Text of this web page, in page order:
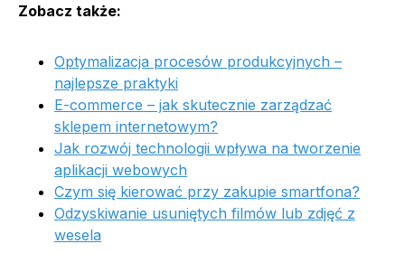
Zobacz także:
Optymalizacja procesów produkcyjnych –
najlepsze praktyki
E-commerce – jak skutecznie zarządzać
sklepem internetowym?
Jak rozwój technologii wpływa na tworzenie
aplikacji webowych
Czym się kierować przy zakupie smartfona?
Odzyskiwanie usuniętych filmów lub zdjęć z
wesela